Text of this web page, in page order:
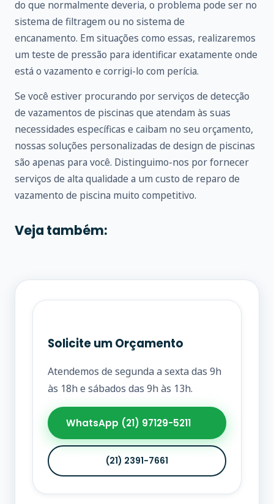
do que normalmente deveria, o problema pode ser no
sistema de filtragem ou no sistema de
encanamento. Em situações como essas, realizaremos
um teste de pressão para identificar exatamente onde
está o vazamento e corrigi-lo com perícia.
Se você estiver procurando por serviços de detecção
de vazamentos de piscinas que atendam às suas
necessidades específicas e caibam no seu orçamento,
nossas soluções personalizadas de design de piscinas
são apenas para você. Distinguimo-nos por fornecer
serviços de alta qualidade a um custo de reparo de
vazamento de piscina muito competitivo.
Veja também:
Solicite um Orçamento
Atendemos de segunda a sexta das 9h
às 18h e sábados das 9h às 13h.
WhatsApp (21) 97129-5211
(21) 2391-7661